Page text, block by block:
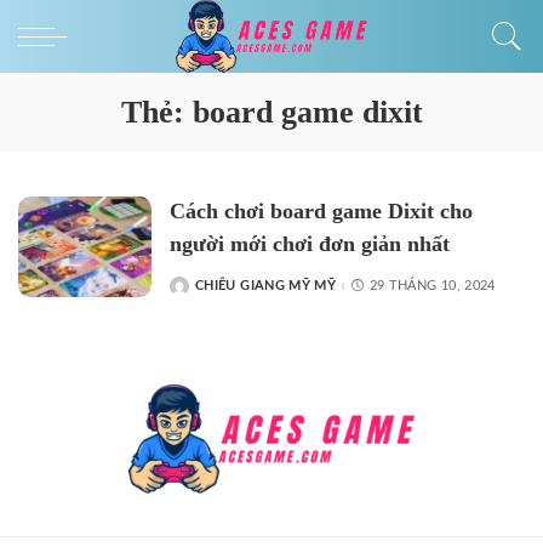
Thẻ: board game dixit
Cách chơi board game Dixit cho
người mới chơi đơn giản nhất
CHIÊU GIANG MỸ MỸ 29 THÁNG 10, 2024